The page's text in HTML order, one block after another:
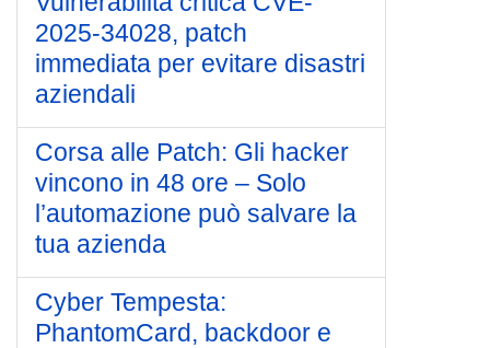
2025-34028, patch
immediata per evitare disastri
aziendali
Corsa alle Patch: Gli hacker
vincono in 48 ore – Solo
l’automazione può salvare la
tua azienda
Cyber Tempesta:
PhantomCard, backdoor e